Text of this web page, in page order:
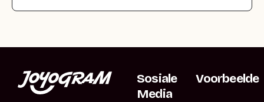
Sosiale
Media
Voorbeelde